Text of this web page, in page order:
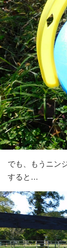
でも、もうニン
すると…